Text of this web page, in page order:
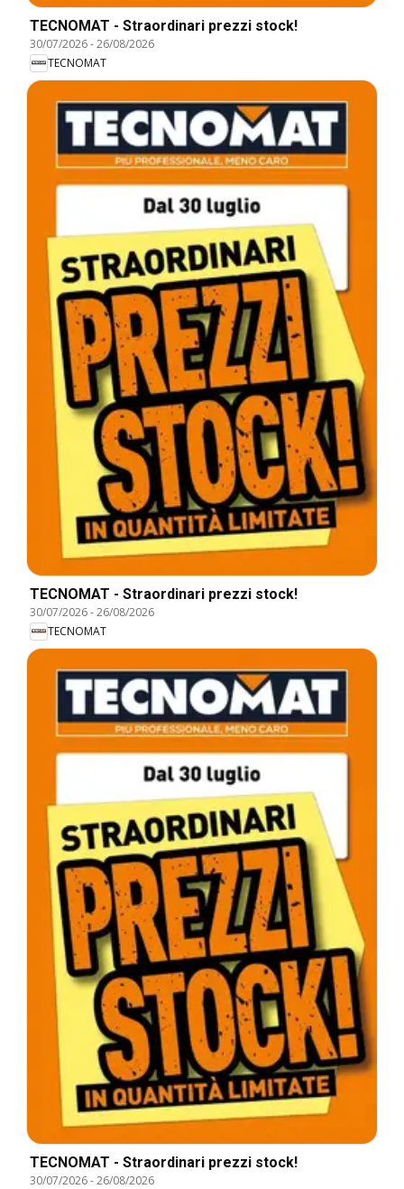
TECNOMAT - Straordinari prezzi stock!
30/07/2026-26/08/2026
TECNOMAT
TECNOMAT - Straordinari prezzi stock!
30/07/2026-26/08/2026
TECNOMAT
TECNOMAT - Straordinari prezzi stock!
30/07/2026-26/08/2026